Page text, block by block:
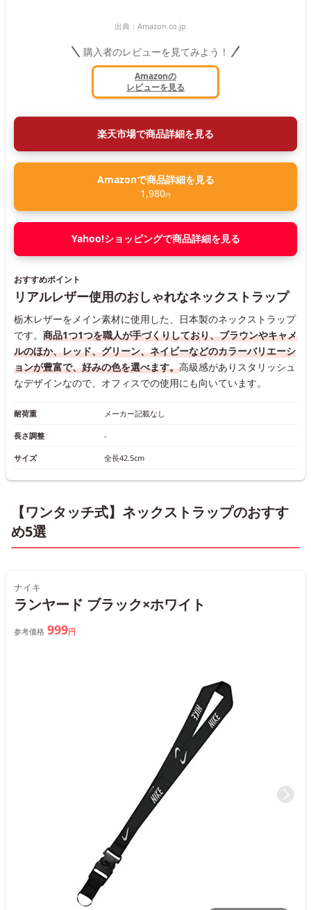
出典： Amazon.co.jp
購入者のレビューを見てみよう！
Amazonの
レビューを見る
楽天市場で商品詳細を見る
Amazonで商品詳細を見る
1,980円
Yahoo!ショッピングで商品詳細を見る
おすすめポイント
リアルレザー使用のおしゃれなネックストラップ
栃木レザーをメイン素材に使用した、日本製のネックストラップ
です。 商品1つ1つを職人が手づくりしており、ブラウンやキャメ
ルのほか、レッド、グリーン、ネイビーなどのカラーバリエーシ
ョンが豊富で、好みの色を選べます。高級感がありスタリッシュ
なデザインなので、オフィスでの使用にも向いています。
耐荷重 メーカー記載なし
長さ調整 -
サイズ 全長42.5cm
【ワンタッチ式】ネックストラップのおすす
め5選
ナイキ
ランヤード ブラック×ホワイト
参考価格 999円